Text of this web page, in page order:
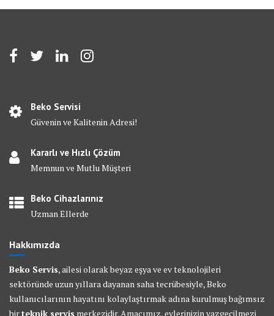
Beko Servisi
Güvenin ve Kalitenin Adresi!
Kararlı ve Hızlı Çözüm
Memnun ve Mutlu Müşteri
Beko Cihazlarınız
Uzman Ellerde
Hakkımızda
Beko Servis, ailesi olarak beyaz eşya ve ev teknolojileri
sektöründe uzun yıllara dayanan saha tecrübesiyle, Beko
kullanıcılarının hayatını kolaylaştırmak adına kurulmuş bağımsız
birteknik servis merkezidir. Amacımız, evlerinizin vazgeçilmezi